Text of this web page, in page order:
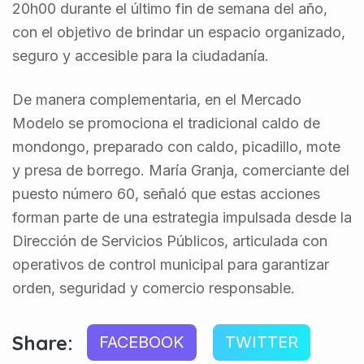
20h00 durante el último fin de semana del año,
con el objetivo de brindar un espacio organizado,
seguro y accesible para la ciudadanía.
De manera complementaria, en el Mercado
Modelo se promociona el tradicional caldo de
mondongo, preparado con caldo, picadillo, mote
y presa de borrego. María Granja, comerciante del
puesto número 60, señaló que estas acciones
forman parte de una estrategia impulsada desde la
Dirección de Servicios Públicos, articulada con
operativos de control municipal para garantizar
orden, seguridad y comercio responsable.
Share: FACEBOOK TWITTER